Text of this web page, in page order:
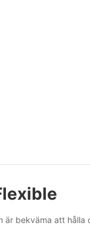
bekväma att hålla